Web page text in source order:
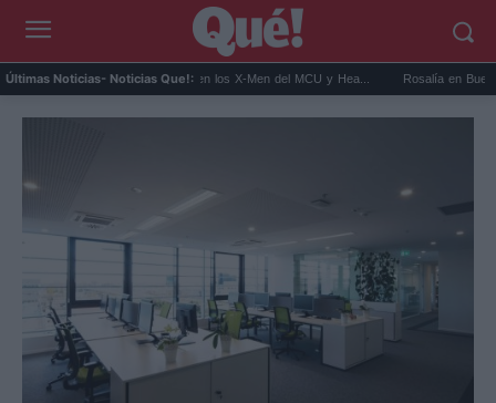
Últimas Noticias- Noticias Que!:
Kit Connor será Cíclope en los X-Men del MCU y Hea... Rosalía en Buenos